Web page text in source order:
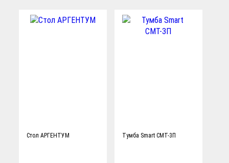
Стол АРГЕНТУМ Тумба Smart СМТ-3П